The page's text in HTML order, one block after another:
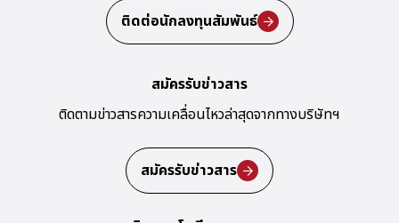
ติดต่อนักลงทุนสัมพันธ์
สมัครรับข่าวสาร
ติดตามข่าวสารความเคลื่อนไหวล่าสุดจากทางบริษัทฯ
สมัครรับข่าวสาร